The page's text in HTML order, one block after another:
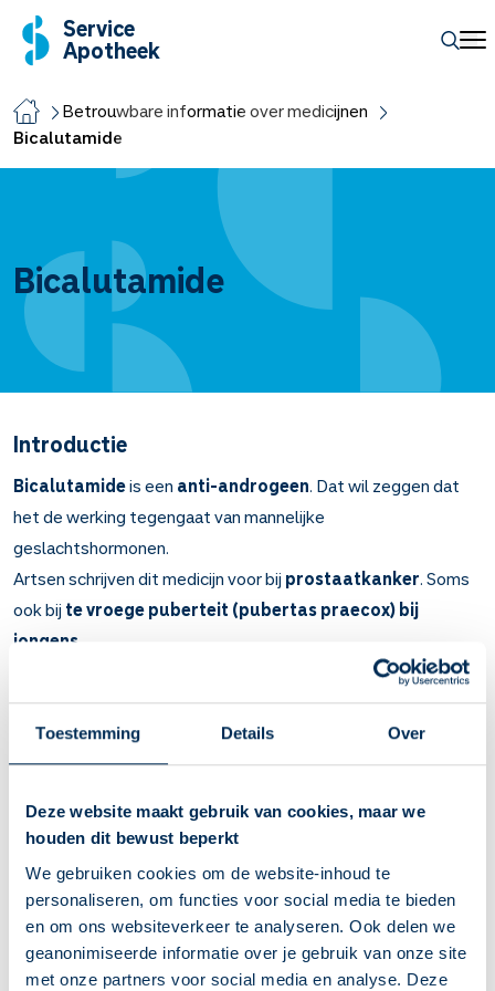
Toestemming Details Over
Deze website maakt gebruik van cookies, maar we
houden dit bewust beperkt
We gebruiken cookies om de website-inhoud te
personaliseren, om functies voor social media te bieden
en om ons websiteverkeer te analyseren. Ook delen we
geanonimiseerde informatie over je gebruik van onze site
met onze partners voor social media en analyse. Deze
Service
Apotheek
Betrouwbare informatie over medicijnen
Bicalutamide
Bicalutamide
Introductie
Bicalutamideis een anti-androgeen. Dat wil zeggen dat
het de werking tegengaat van mannelijke
geslachtshormonen.
Artsen schrijven dit medicijn voor bij prostaatkanker. Soms
ook bij te vroege puberteit (pubertas praecox) bij
jongens
Belangrijk om te weten over Bicalutamide
Bicalutamide blokkeert mannelijke geslachtshormonen,
Bij prostaatkanker. De klachten worden minder en de
tumor groeit minder snel. En bij te vroege puberteit bij
jongens.
Neem de tablet in op een vast tijdstip, bijvoorbeeld 's
ochtends bij het ontbijt. Dan vergeet u minder snel een
dosis.
Blijf bicalutamide doorgebruiken, ook al zijn uw klachten